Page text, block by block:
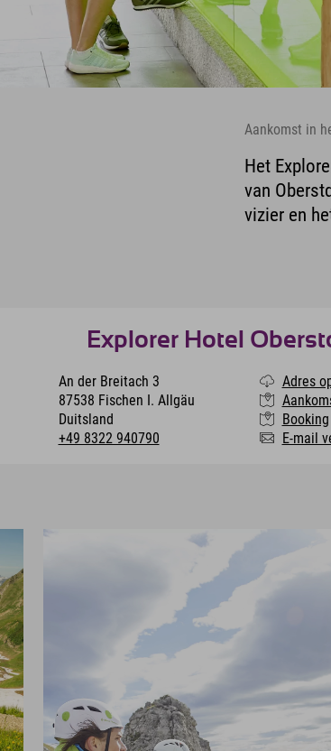
Aankomst in
Het
van
vizier en
Explorer Hotel
An der Breitach 3
87538 Fischen I. Allgäu
Duitsland
+49 8322 940790
Adres
Booking
E-mail